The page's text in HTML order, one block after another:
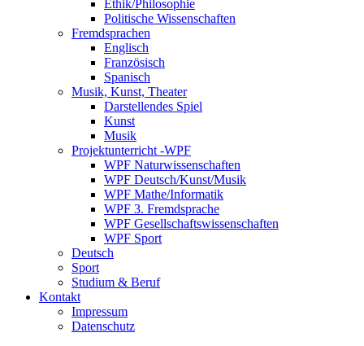
Ethik/Philosophie
Politische Wissenschaften
Fremdsprachen
Englisch
Französisch
Spanisch
Musik, Kunst, Theater
Darstellendes Spiel
Kunst
Musik
Projektunterricht -WPF
WPF Naturwissenschaften
WPF Deutsch/Kunst/Musik
WPF Mathe/Informatik
WPF 3. Fremdsprache
WPF Gesellschaftswissenschaften
WPF Sport
Deutsch
Sport
Studium & Beruf
Kontakt
Impressum
Datenschutz